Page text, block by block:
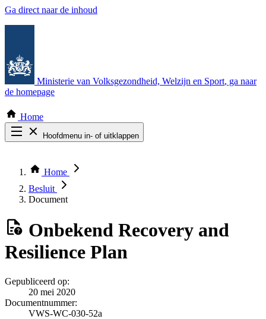
Ga direct naar de inhoud
Ministerie van Volksgezondheid, Welzijn en Sport, ga naar
de homepage
Home
Hoofdmenu in- of uitklappen
Thema COVID-19
Bekijk per bestuursorgaan
Home
Besluit
Document
Onbekend Recovery and
Resilience Plan
Gepubliceerd op:
20 mei 2020
Documentnummer:
VWS-WC-030-52a